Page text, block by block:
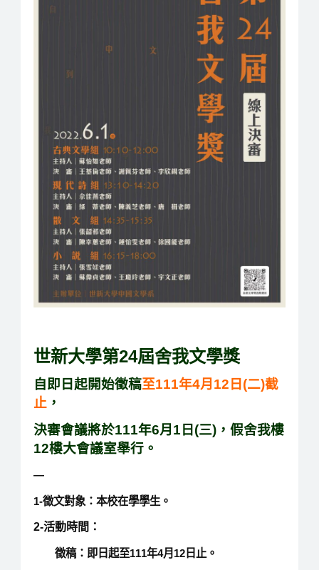
世新大學第24屆舍我文學獎
自即日起開始徵稿至111年4月12日(二)截
止 ，
決審會議將於111年6月1日(三)，假舍我樓
12樓大會議室舉行。
—
1-徵文對象： 本校在學學生。
2-活動時間：
徵稿：即日起至111年4月12日止。